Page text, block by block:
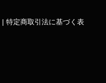
| 特定商取引法に基づく表